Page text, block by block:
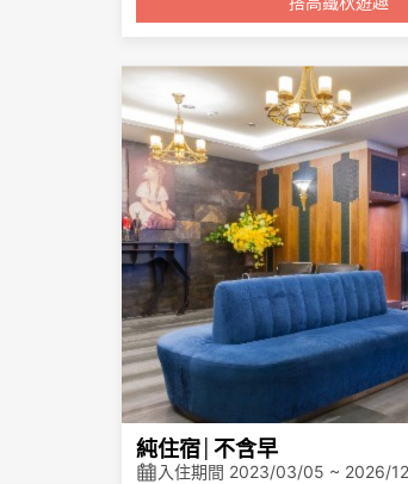
專案內容:住宿王后豪華
住宿贈送美食兌換券/
此專案務必搭配高鐵
2026/07/01起乘
全票票價95折
純住宿│不含早
入住期間 2023/03/05 ~ 2026/